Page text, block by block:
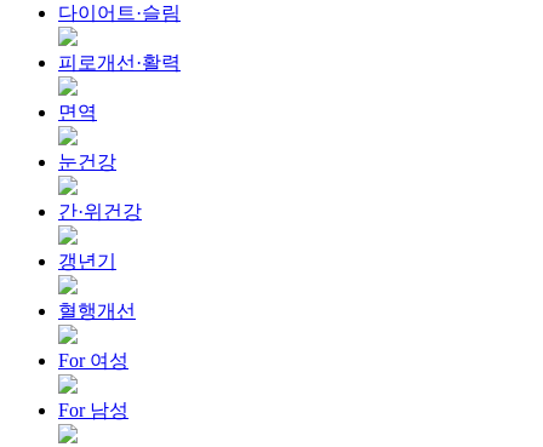
다이어트·슬림
피로개선·활력
면역
눈건강
간·위건강
갱년기
혈행개선
For 여성
For 남성